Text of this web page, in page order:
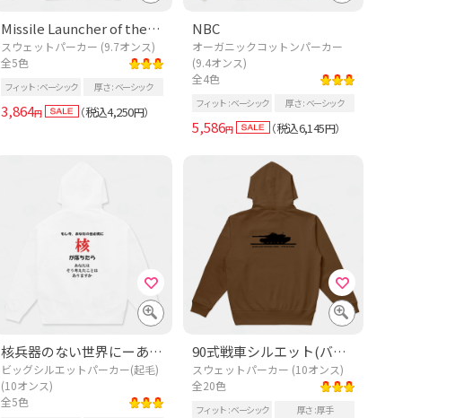
Missile Launcher of the Giraffe
スウェットパーカー (9.7オンス)
全5色
フィット ベーシック 厚さ ベーシック
3,864円 （税込4,250円）
NBC
オーガニックコットンパーカー
(9.4オンス)
全4色
フィット ベーシック 厚さ ベーシック
5,586円 （税込6,145円）
核兵器のない世界にーあなたの住む街Ver.ー【バックプリント】
ビッグシルエットパーカー(起毛)
(10オンス)
全5色
90式戦車シルエット(バックプリント)
スウェットパーカー (10オンス)
全20色
フィット ベーシック 厚さ 厚手